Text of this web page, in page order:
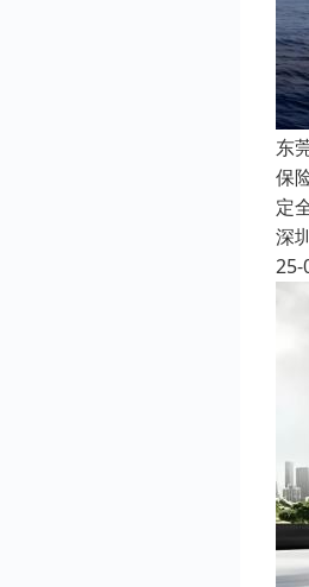
东
保
定
深
25-